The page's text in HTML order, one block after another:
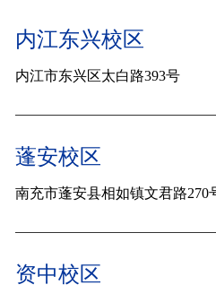
内江东兴校区
内江市东兴区太白路393号
蓬安校区
南充市蓬安县相如镇文君路270
资中校区